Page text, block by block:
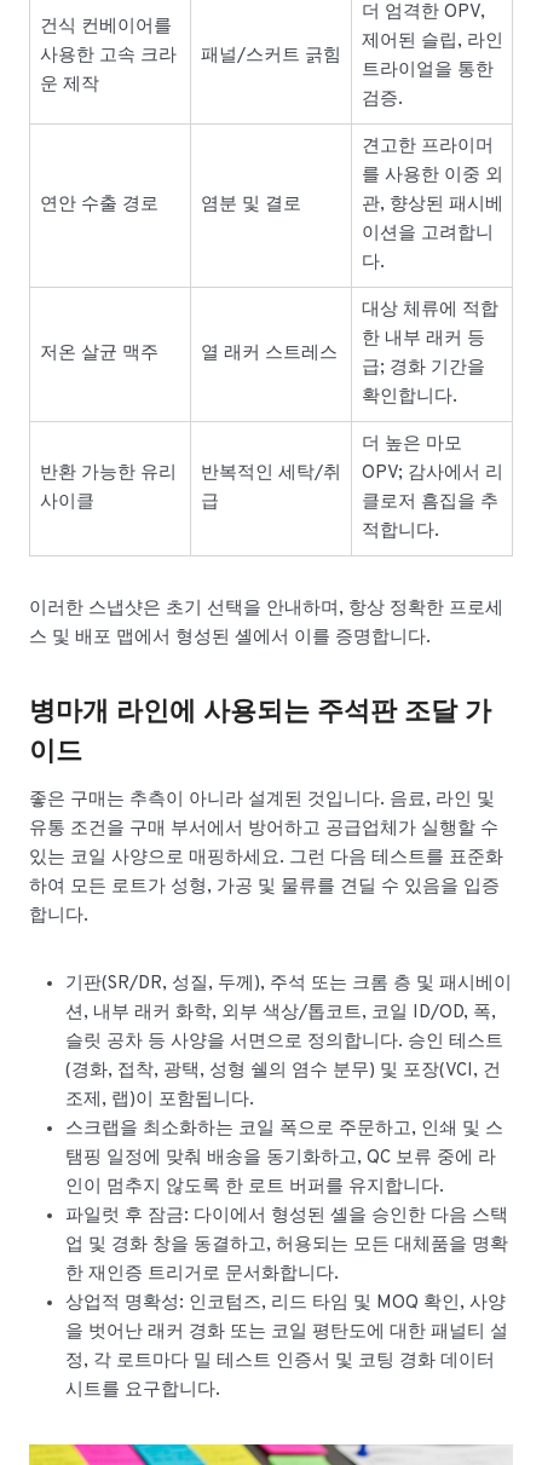
건식 컨베이어를
사용한 고속 크라
운 제작
패널/스커트 긁힘
더 엄격한 OPV,
제어된 슬립, 라인
트라이얼을 통한
검증.
연안 수출 경로 염분 및 결로
견고한 프라이머
를 사용한 이중 외
관, 향상된 패시베
이션을 고려합니
다.
저온 살균 맥주 열 래커 스트레스
대상 체류에 적합
한 내부 래커 등
급; 경화 기간을
확인합니다.
반환 가능한 유리
사이클
반복적인 세탁/취
급
더 높은 마모
OPV; 감사에서 리
클로저 흠집을 추
적합니다.
이러한 스냅샷은 초기 선택을 안내하며, 항상 정확한 프로세
스 및 배포 맵에서 형성된 셸에서 이를 증명합니다.
병마개 라인에 사용되는 주석판 조달 가
이드
좋은 구매는 추측이 아니라 설계된 것입니다. 음료, 라인 및
유통 조건을 구매 부서에서 방어하고 공급업체가 실행할 수
있는 코일 사양으로 매핑하세요. 그런 다음 테스트를 표준화
하여 모든 로트가 성형, 가공 및 물류를 견딜 수 있음을 입증
합니다.
기판(SR/DR, 성질, 두께), 주석 또는 크롬 층 및 패시베이
션, 내부 래커 화학, 외부 색상/톱코트, 코일 ID/OD, 폭,
슬릿 공차 등 사양을 서면으로 정의합니다. 승인 테스트
(경화, 접착, 광택, 성형 쉘의 염수 분무) 및 포장(VCI, 건
조제, 랩)이 포함됩니다.
스크랩을 최소화하는 코일 폭으로 주문하고, 인쇄 및 스
탬핑 일정에 맞춰 배송을 동기화하고, QC 보류 중에 라
인이 멈추지 않도록 한 로트 버퍼를 유지합니다.
파일럿 후 잠금: 다이에서 형성된 셸을 승인한 다음 스택
업 및 경화 창을 동결하고, 허용되는 모든 대체품을 명확
한 재인증 트리거로 문서화합니다.
상업적 명확성: 인코텀즈, 리드 타임 및 MOQ 확인, 사양
을 벗어난 래커 경화 또는 코일 평탄도에 대한 패널티 설
정, 각 로트마다 밀 테스트 인증서 및 코팅 경화 데이터
시트를 요구합니다.